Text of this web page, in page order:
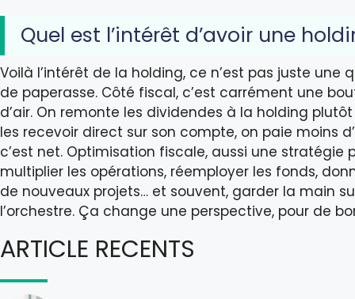
Quel est l’intérêt d’avoir une
Voilà l’intérêt de la holding, ce n’est pas juste une
de paperasse. Côté fiscal, c’est carrément une
d’air. On remonte les dividendes à la holding
les recevoir direct sur son compte, on paie moins
c’est net. Optimisation fiscale, aussi une stratégie
multiplier les opérations, réemployer les fonds,
de nouveaux projets… et souvent, garder la main
l’orchestre. Ça change une perspective, pour de
ARTICLE RECENTS